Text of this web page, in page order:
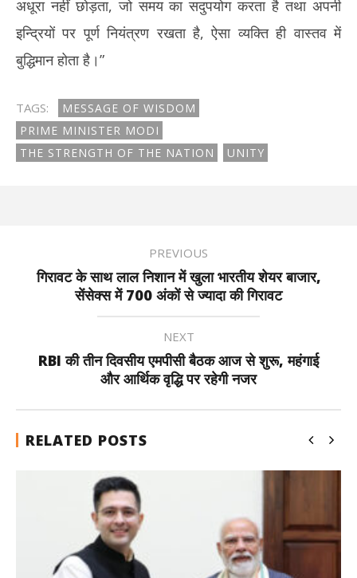
अधूरा नहीं छोड़ता, जो समय का सदुपयोग करता है तथा अपनी
इन्द्रियों पर पूर्ण नियंत्रण रखता है, ऐसा व्यक्ति ही वास्तव में
बुद्धिमान होता है।”
TAGS:
MESSAGE OF WISDOM
PRIME MINISTER MODI
THE STRENGTH OF THE NATION
UNITY
PREVIOUS
गिरावट के साथ लाल निशान में खुला भारतीय शेयर बाजार,
सेंसेक्स में 700 अंकों से ज्यादा की गिरावट
NEXT
RBI की तीन दिवसीय एमपीसी बैठक आज से शुरू, महंगाई
और आर्थिक वृद्धि पर रहेगी नजर
RELATED POSTS